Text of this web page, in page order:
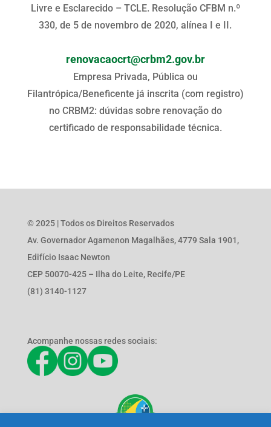
Livre e Esclarecido – TCLE. Resolução CFBM n.º
330, de 5 de novembro de 2020, alínea I e II.
renovacaocrt@crbm2.gov.br
Empresa Privada, Pública ou
Filantrópica/Beneficente já inscrita (com registro)
no CRBM2: dúvidas sobre renovação do
certificado de responsabilidade técnica.
© 2025 | Todos os Direitos Reservados
Av. Governador Agamenon Magalhães, 4779 Sala 1901,
Edifício Isaac Newton
CEP 50070-425 – Ilha do Leite, Recife/PE
(81) 3140-1127
Acompanhe nossas redes sociais: